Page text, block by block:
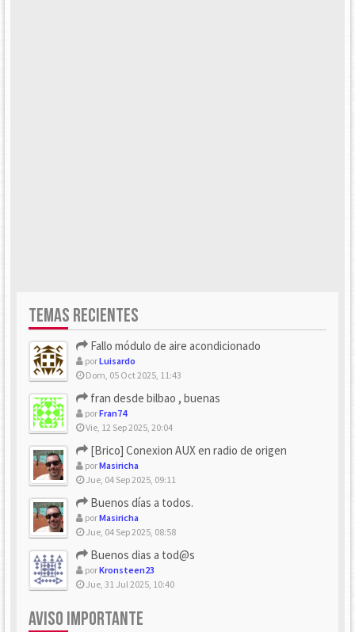
TEMAS RECIENTES
Fallo módulo de aire acondicionado
porLuisardo
Dom, 05 Oct 2025, 11:43
fran desde bilbao , buenas
porFran74
Vie, 12 Sep 2025, 20:04
[Brico] Conexion AUX en radio de origen
porMasiricha
Jue, 04 Sep 2025, 09:11
Buenos días a todos.
porMasiricha
Jue, 04 Sep 2025, 08:58
Buenos dias a tod@s
porKronsteen23
Jue, 31 Jul 2025, 10:40
AVISO IMPORTANTE